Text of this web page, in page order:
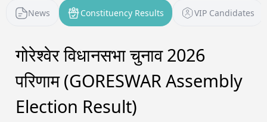
News Constituency Results VIP Candidates
गोरेश्वेर विधानसभा चुनाव 2026
परिणाम (GORESWAR Assembly
Election Result)